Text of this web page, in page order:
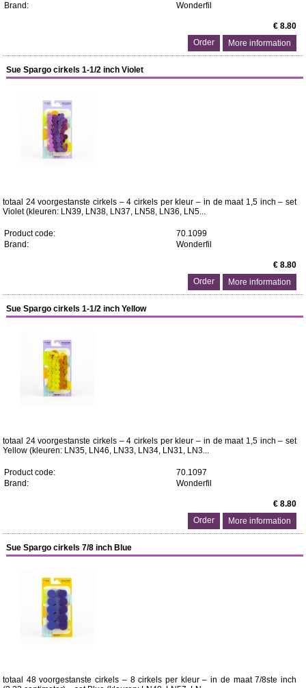
Brand:
Wonderfil
€ 8.80
More information
Sue Spargo cirkels 1-1/2 inch Violet
totaal 24 voorgestanste cirkels – 4 cirkels per kleur – in de maat 1,5 inch – set
Violet (kleuren: LN39, LN38, LN37, LN58, LN36, LN5...
Product code:
70.1099
Brand:
Wonderfil
€ 8.80
More information
Sue Spargo cirkels 1-1/2 inch Yellow
totaal 24 voorgestanste cirkels – 4 cirkels per kleur – in de maat 1,5 inch – set
Yellow (kleuren: LN35, LN46, LN33, LN34, LN31, LN3...
Product code:
70.1097
Brand:
Wonderfil
€ 8.80
More information
Sue Spargo cirkels 7/8 inch Blue
totaal 48 voorgestanste cirkels – 8 cirkels per kleur – in de maat 7/8ste inch